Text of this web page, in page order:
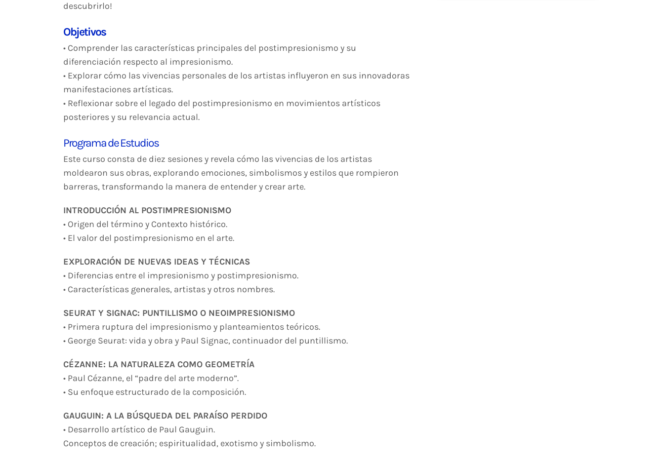
descubrirlo!
Objetivos
• Comprender las características principales del postimpresionismo y su
diferenciación respecto al impresionismo.
• Explorar cómo las vivencias personales de los artistas influyeron en sus innovadoras
manifestaciones artísticas.
• Reflexionar sobre el legado del postimpresionismo en movimientos artísticos
posteriores y su relevancia actual.
Programa de Estudios
Este curso consta de diez sesiones y revela cómo las vivencias de los artistas
moldearon sus obras, explorando emociones, simbolismos y estilos que rompieron
barreras, transformando la manera de entender y crear arte.
INTRODUCCIÓN AL POSTIMPRESIONISMO
• Origen del término y Contexto histórico.
• El valor del postimpresionismo en el arte.
EXPLORACIÓN DE NUEVAS IDEAS Y TÉCNICAS
• Diferencias entre el impresionismo y postimpresionismo.
• Características generales, artistas y otros nombres.
SEURAT Y SIGNAC: PUNTILLISMO O NEOIMPRESIONISMO
• Primera ruptura del impresionismo y planteamientos teóricos.
• George Seurat: vida y obra y Paul Signac, continuador del puntillismo.
CÉZANNE: LA NATURALEZA COMO GEOMETRÍA
• Paul Cézanne, el “padre del arte moderno”.
• Su enfoque estructurado de la composición.
GAUGUIN: A LA BÚSQUEDA DEL PARAÍSO PERDIDO
• Desarrollo artístico de Paul Gauguin.
Conceptos de creación; espiritualidad, exotismo y simbolismo.